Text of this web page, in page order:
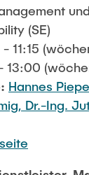
(SE)
11:15
13:00
Hannes
Dr.-Ing.